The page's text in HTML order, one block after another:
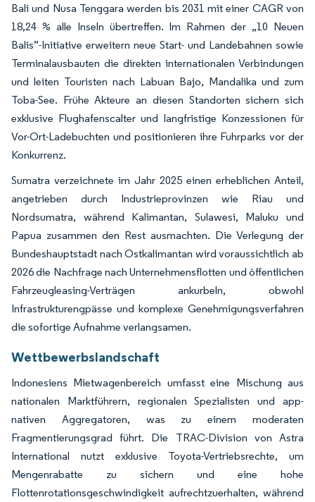
Bali und Nusa Tenggara werden bis 2031 mit einer CAGR von
18,24 % alle Inseln übertreffen. Im Rahmen der „10 Neuen
Balis”-Initiative erweitern neue Start- und Landebahnen sowie
Terminalausbauten die direkten internationalen Verbindungen
und leiten Touristen nach Labuan Bajo, Mandalika und zum
Toba-See. Frühe Akteure an diesen Standorten sichern sich
exklusive Flughafenscalter und langfristige Konzessionen für
Vor-Ort-Ladebuchten und positionieren ihre Fuhrparks vor der
Konkurrenz.
Sumatra verzeichnete im Jahr 2025 einen erheblichen Anteil,
angetrieben durch Industrieprovinzen wie Riau und
Nordsumatra, während Kalimantan, Sulawesi, Maluku und
Papua zusammen den Rest ausmachten. Die Verlegung der
Bundeshauptstadt nach Ostkalimantan wird voraussichtlich ab
2026 die Nachfrage nach Unternehmensflotten und öffentlichen
Fahrzeugleasing-Verträgen ankurbeln, obwohl
Infrastrukturengpässe und komplexe Genehmigungsverfahren
die sofortige Aufnahme verlangsamen.
Wettbewerbslandschaft
Indonesiens Mietwagenbereich umfasst eine Mischung aus
nationalen Marktführern, regionalen Spezialisten und app-
nativen Aggregatoren, was zu einem moderaten
Fragmentierungsgrad führt. Die TRAC-Division von Astra
International nutzt exklusive Toyota-Vertriebsrechte, um
Mengenrabatte zu sichern und eine hohe
Flottenrotationsgeschwindigkeit aufrechtzuerhalten, während